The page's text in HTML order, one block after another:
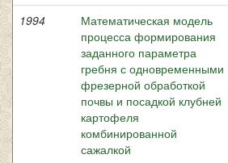
1994
Математическая модель
процесса формирования
заданного параметра
гребня с одновременными
фрезерной обработкой
почвы и посадкой клубней
картофеля
комбинированной
сажалкой